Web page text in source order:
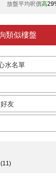
放盤平均呎價高
類似樓盤
水名單
友
(11)